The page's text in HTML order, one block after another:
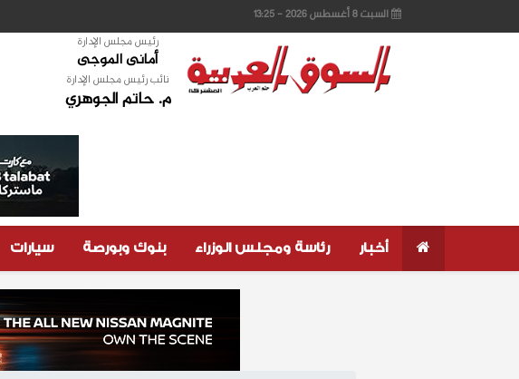
السبت 8 أغسطس 2026 - 13:25
رئيس مجلس الإدارة
أمانى الموجى
نائب رئيس مجلس الإدارة
م. حاتم الجوهري
أخبار رئاسة ومجلس الوزراء بنوك وبورصة سيارات